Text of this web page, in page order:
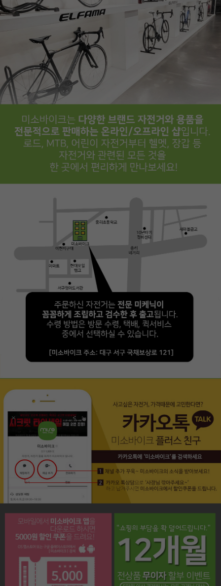
페이코 ID로
페이코 라이프